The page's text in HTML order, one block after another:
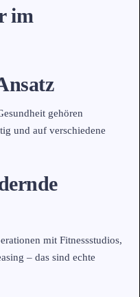
im
gehören
und auf verschiedene
mit Fitnessstudios,
– das sind echte